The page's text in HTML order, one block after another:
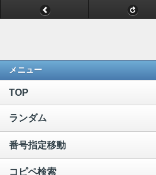
メニュー
TOP
ランダム
番号指定移動
コピペ検索